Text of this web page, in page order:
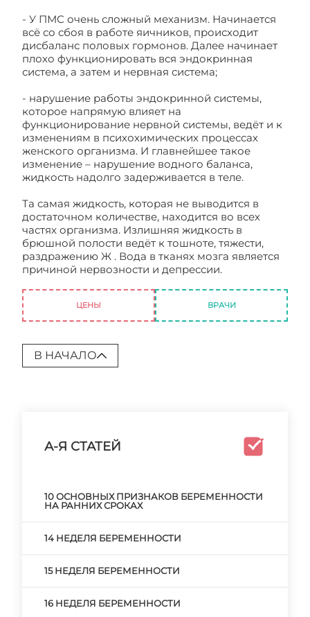
- У ПМС очень сложный механизм. Начинается
всё со сбоя в работе яичников, происходит
дисбаланс половых гормонов. Далее начинает
плохо функционировать вся эндокринная
система, а затем и нервная система;
- нарушение работы эндокринной системы,
которое напрямую влияет на
функционирование нервной системы, ведёт и к
изменениям в психохимических процессах
женского организма. И главнейшее такое
изменение – нарушение водного баланса,
жидкость надолго задерживается в теле.
Та самая жидкость, которая не выводится в
достаточном количестве, находится во всех
частях организма. Излишняя жидкость в
брюшной полости ведёт к тошноте, тяжести,
раздражению Ж . Вода в тканях мозга является
причиной нервозности и депрессии.
ЦЕНЫ ВРАЧИ
В НАЧАЛО
А-Я СТАТЕЙ
10 ОСНОВНЫХ ПРИЗНАКОВ БЕРЕМЕННОСТИ
НА РАННИХ СРОКАХ
14 НЕДЕЛЯ БЕРЕМЕННОСТИ
15 НЕДЕЛЯ БЕРЕМЕННОСТИ
16 НЕДЕЛЯ БЕРЕМЕННОСТИ